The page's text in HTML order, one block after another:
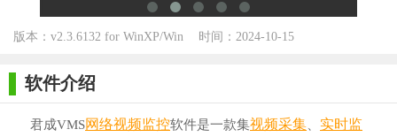
版本：v2.3.6132 for WinXP/Win
时间：2024-10-15
软件介绍
君成VMS网络视频监控软件是一款集视频采集 实时监